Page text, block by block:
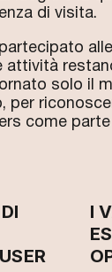
di visita.
attività
solo il
per
come
I